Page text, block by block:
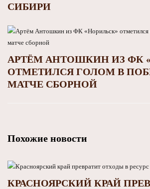
СИБИРИ
АРТЁМ АНТОШКИН ИЗ ФК
ОТМЕТИЛСЯ ГОЛОМ В
МАТЧЕ СБОРНОЙ
Похожие новости
КРАСНОЯРСКИЙ КРАЙ